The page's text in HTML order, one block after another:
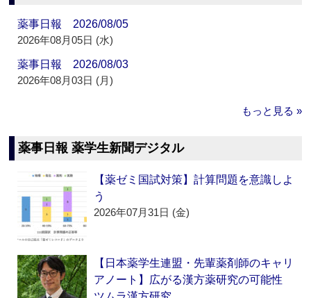
薬事日報 2026/08/05
2026年08月05日 (水)
薬事日報 2026/08/03
2026年08月03日 (月)
もっと見る »
薬事日報 薬学生新聞デジタル
【薬ゼミ国試対策】計算問題を意識しよ
う
2026年07月31日 (金)
【日本薬学生連盟・先輩薬剤師のキャリ
アノート】広がる漢方薬研究の可能性